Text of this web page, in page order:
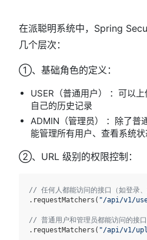
在派聪明系统中，Spring
几个层次：
①、基础角色的定义：
USER（普通用户） ：可以
自己的历史记录
ADMIN（管理员） ：除了普
能管理所有用户、查看系统
②、URL 级别的权限控制：
// 任何人都能访问的接口（如登录、
.requestMatchers( "/api/v1/
// 普通用户和管理员都能访问的接口
.requestMatchers( "/api/v1/